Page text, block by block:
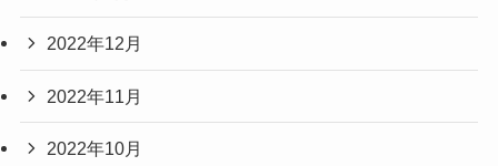
2022年12月
2022年11月
2022年10月